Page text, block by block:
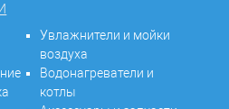
Увлажнители и мойки
воздуха
Водонагреватели и
котлы